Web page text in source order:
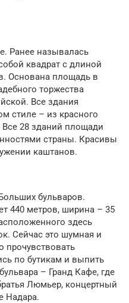
Ранее называлась
квадрат с длиной
Основана площадь в
торжества
Все здания
стиле – из красного
28 зданий площади
страны. Красивы
каштанов.
бульваров.
440 метров, ширина – 35
здесь
Сейчас это шумная и
прочувствовать
по бутикам и выпить
– Гранд Кафе, где
Люмьер, концертный
Надара.